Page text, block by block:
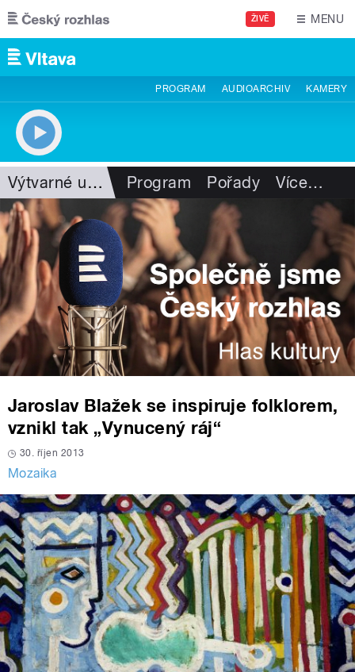
Přejít k hlavnímu obsahu
ŽIVĚ MENU
PROGRAM AUDIOARCHIV KAMERY
Výtvarné umění Program Pořady Více…
Jaroslav Blažek se inspiruje folklorem,
vznikl tak „Vynucený ráj“
30. říjen 2013
Mozaika